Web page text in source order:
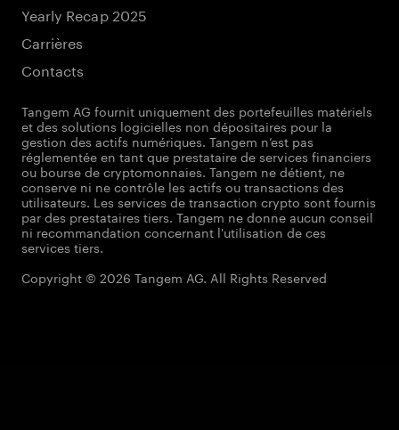
Yearly Recap 2025
Carrières
Contacts
Tangem AG fournit uniquement des portefeuilles matériels
et des solutions logicielles non dépositaires pour la
gestion des actifs numériques. Tangem n’est pas
réglementée en tant que prestataire de services financiers
ou bourse de cryptomonnaies. Tangem ne détient, ne
conserve ni ne contrôle les actifs ou transactions des
utilisateurs. Les services de transaction crypto sont fournis
par des prestataires tiers. Tangem ne donne aucun conseil
ni recommandation concernant l'utilisation de ces
services tiers.